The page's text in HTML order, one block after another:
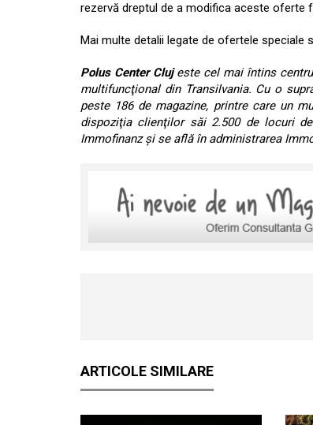
rezervă dreptul de a modifica aceste oferte
Mai multe detalii legate de ofertele speciale
Polus Center Clujeste cel mai întins
multifuncţional din Transilvania. Cu o
peste 186 de magazine, printre care un
dispoziţia clienţilor săi 2.500 de locuri
Immofinanz şi se află în administrarea
ARTICOLE SIMILARE